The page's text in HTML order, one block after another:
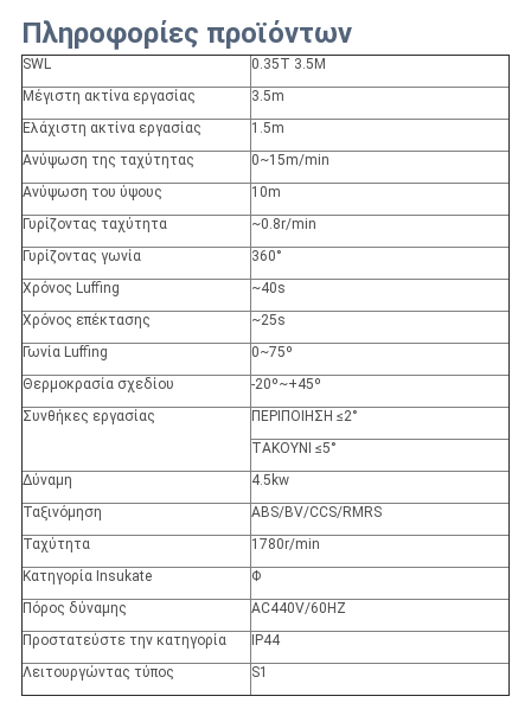
Πληροφορίες προϊόντων
SWL
0.35T 3.5M
Μέγιστη ακτίνα εργασίας
3.5m
Ελάχιστη ακτίνα εργασίας
1.5m
Ανύψωση της ταχύτητας
0~15m/min
Ανύψωση του ύψους
10m
Γυρίζοντας ταχύτητα
~0.8r/min
Γυρίζοντας γωνία
360°
Χρόνος Luffing
~40s
Χρόνος επέκτασης
~25s
Γωνία Luffing
0~75º
Θερμοκρασία σχεδίου
-20º~+45º
Συνθήκες εργασίας
ΠΕΡΙΠΟΙΗΣΗ ≤2°
ΤΑΚΟΥΝΙ ≤5°
Δύναμη
4.5kw
Ταξινόμηση
ABS/BV/CCS/RMRS
Ταχύτητα
1780r/min
Κατηγορία Insukate
Φ
Πόρος δύναμης
AC440V/60HZ
Προστατεύστε την κατηγορία
IP44
Λειτουργώντας τύπος
S1